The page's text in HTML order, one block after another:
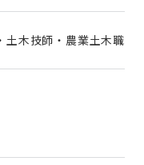
土木技師・農業土木職